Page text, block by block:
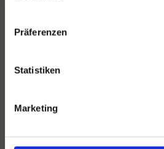
Präferenzen
Statistiken
Marketing